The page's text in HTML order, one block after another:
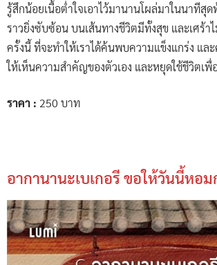
รู้สึกน้อยเนื้อต่ำใจเอาไว้มานานโผล่มาในนาทีสุด
ราวยิ่งซับซ้อน บนเส้นทางชีวิตมีทั้งสุข และเศร้า
ครั้งนี้ ที่จะทำให้เราได้ค้นพบความแข็งแกร่ง แล
ให้เห็นความสำคัญของตัวเอง และหยุดใช้ชีวิตเ
ราคา : 250 บาท
อากานานะเบเกอรี ขอให้วันนี้หอ